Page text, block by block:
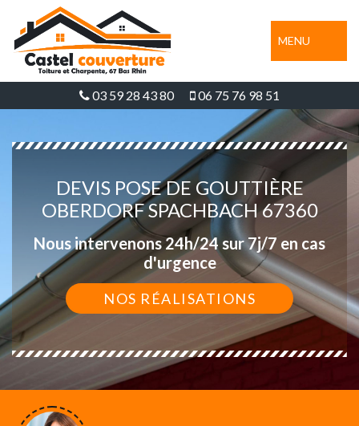
MENU
03 59 28 43 80 06 75 76 98 51
DEVIS POSE DE GOUTTIÈRE
OBERDORF SPACHBACH 67360
Nous intervenons 24h/24 sur 7j/7 en cas
d'urgence
NOS RÉALISATIONS